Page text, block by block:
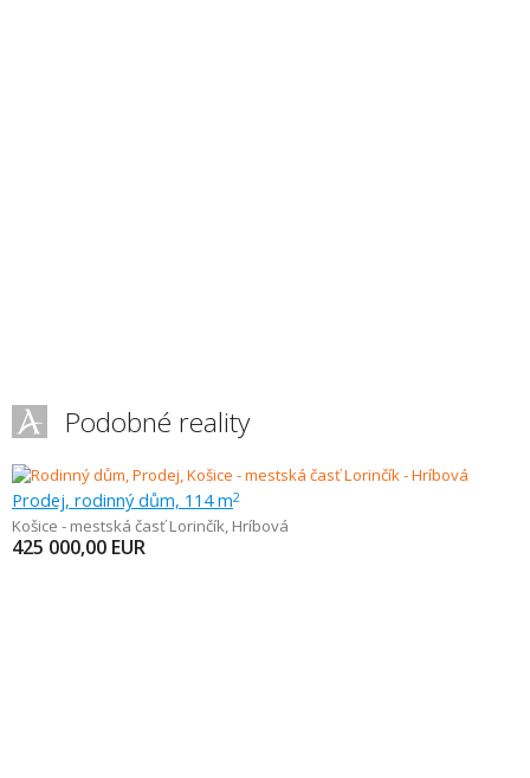
Podobné reality
Prodej, rodinný dům, 114 m2
Košice - mestská časť Lorinčík, Hríbová
425 000,00 EUR